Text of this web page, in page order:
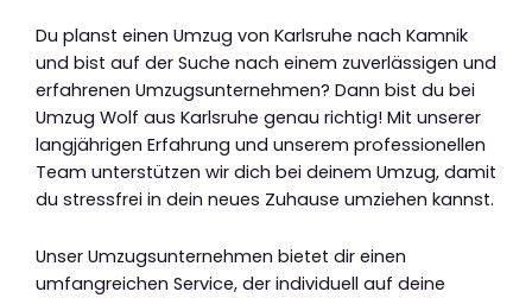
Du planst einen Umzug von Karlsruhe nach Kamnik
und bist auf der Suche nach einem zuverlässigen und
erfahrenen Umzugsunternehmen? Dann bist du bei
Umzug Wolf aus Karlsruhe genau richtig! Mit unserer
langjährigen Erfahrung und unserem professionellen
Team unterstützen wir dich bei deinem Umzug, damit
du stressfrei in dein neues Zuhause umziehen kannst.
Unser Umzugsunternehmen bietet dir einen
umfangreichen Service, der individuell auf deine